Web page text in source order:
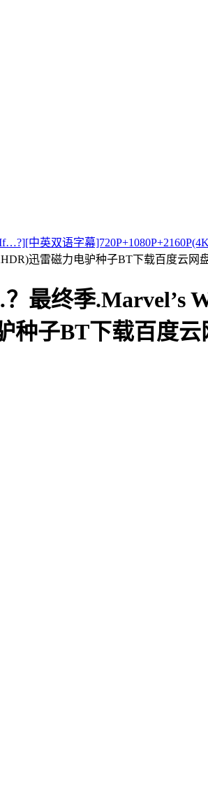
中英双语字幕
迅雷磁力电驴种子BT下载百度云网
最终季.Marvel’s
种子BT下载百度